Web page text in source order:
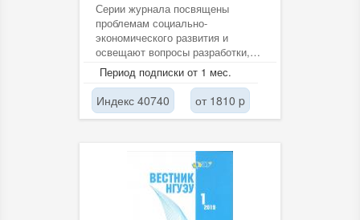
Серии журнала посвящены
проблемам социально-
экономического развития и
освещают вопросы разработки,
создания, внедрения новой
техники, новых...
Период подписки от 1 мес.
Индекс 40740 от 1810 p